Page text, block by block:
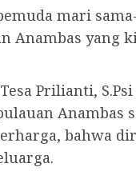
mari
Anambas yang
Prilianti,
Anambas
bahwa